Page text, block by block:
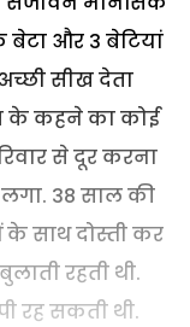
और 3 बेटियां
सीख देता
के कहने का कोई
से दूर करना
38 साल की
साथ दोस्ती कर
रहती थी.
रह सकती थी.